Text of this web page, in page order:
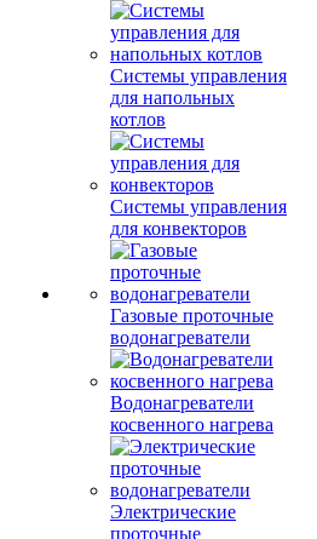
Системы управления
для напольных
котлов
Системы управления
для конвекторов
Газовые проточные
водонагреватели
Водонагреватели
косвенного нагрева
Электрические
проточные